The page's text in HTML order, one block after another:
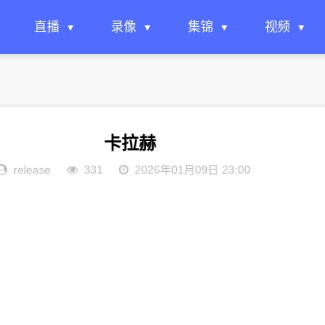
直播 录像 集锦 视频
卡拉赫
release 331 2026年01月09日 23:00